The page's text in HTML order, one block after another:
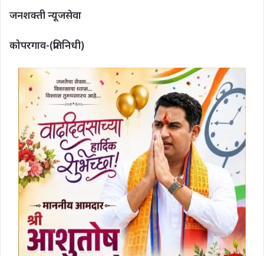
जनशक्ती न्यूजसेवा
कोपरगाव-(प्रतिनिधी)